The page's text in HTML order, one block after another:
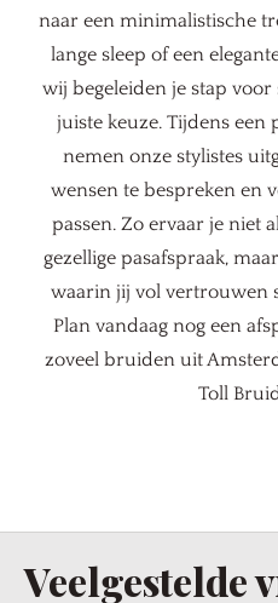
naar een minimalistische
lange sleep of een
wij begeleiden je stap
juiste keuze. Tijdens een
nemen onze stylistes
wensen te bespreken en
passen. Zo ervaar je niet
gezellige pasafspraak,
waarin jij vol vertrouwen
Plan vandaag nog een
zoveel bruiden uit
Toll
Veelgestelde